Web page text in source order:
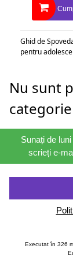
Ghid de
pentru
Nu sunt
categorie
Sunați de
scrieți e-
Executat în 326